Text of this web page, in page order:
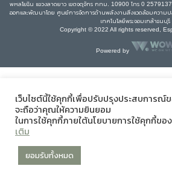
พหลโยธิน แขวงลาดยาว เขตจตุจักร กทม. 10900 โทร 0
ออกและพัฒนาโดย ศูนย์การจัดการด้านพลังงานสิ่งแวดล้อมความ
เทคโนโลยีพระจอมเกล้าธนบุรี
Copyright © 2022 All rights reserved,
Powered by
เว็บไซต์นี้ใช้คุกกี้เพื่อปรับปรุงประสบการณ์ข
จะถือว่าคุณให้ความยินยอม
ในการใช้คุกกี้ภายใต้นโยบายการใช้คุกกี้ของ
เติม
ยอมรับทั้งหมด